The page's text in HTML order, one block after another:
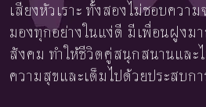
เสียงหัวเราะ ทั้งสองไม่ชอบควา
มองทุกอย่างในแง่ดี มีเพื่อนฝูงมา
สังคม ทำให้ชีวิตคู่สนุกสนานและ
ความสุขและเต็มไปด้วยประสบก